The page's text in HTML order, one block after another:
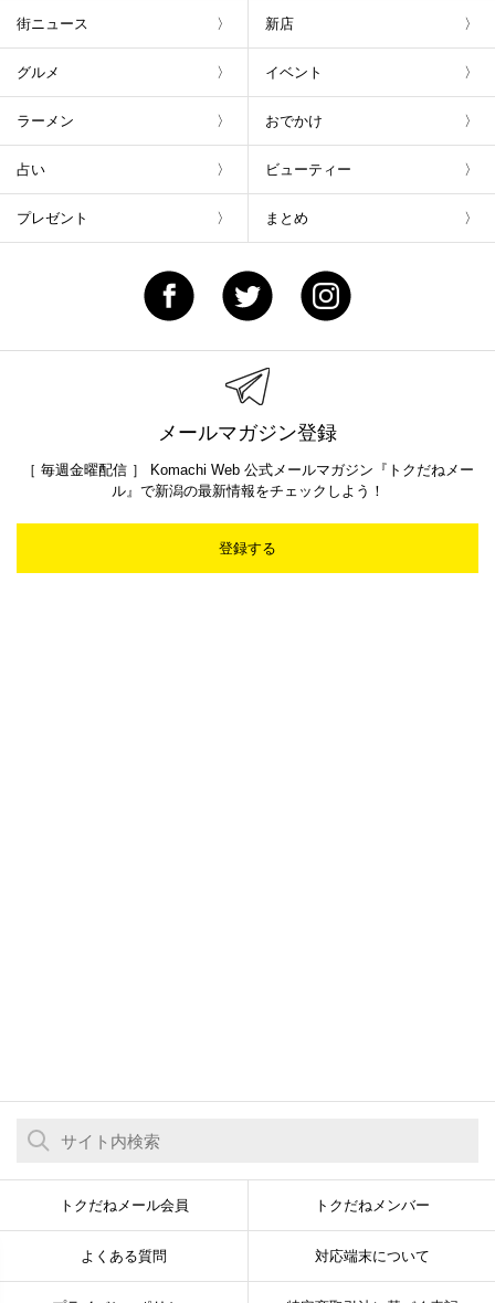
街ニュース 新店
グルメ イベント
ラーメン おでかけ
占い ビューティー
プレゼント まとめ
メールマガジン登録
［ 毎週金曜配信 ］ Komachi Web 公式メールマガジン『トクだねメー
ル』で新潟の最新情報をチェックしよう！
登録する
トクだねメール会員 トクだねメンバー
よくある質問 対応端末について